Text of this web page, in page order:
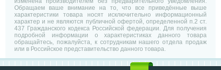
Обращаем ваше внимание на то, что все приведённые выше
характеристики товара носят исключительно информационный
характер и не являются публичной офертой, определенной п.2 ст.
437 Гражданского кодекса Российской федерации. Для получения
подробной информации о характеристиках данного товара
обращайтесь, пожалуйста, к сотрудникам нашего отдела продаж
или в Российское представительство данного товара.